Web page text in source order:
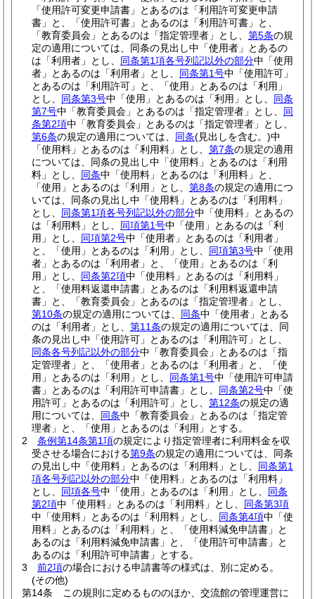
「使用許可変更申請書」とあるのは「利用許可変更申請
書」と、「使用許可書」とあるのは「利用許可書」と、
「教育委員会」とあるのは「指定管理者」とし、 第5条の規
定の適用については、同条の見出し中「使用者」とあるの
は「利用者」とし、 同条第1項各号列記以外の部分中「使用
者」とあるのは「利用者」とし、 同条第1号中「使用許可」
とあるのは「利用許可」と、「使用」とあるのは「利用」
とし、 同条第3号中「使用」とあるのは「利用」とし、 同条
第7号中「教育委員会」とあるのは「指定管理者」とし、 同
条第2項中「教育委員会」とあるのは「指定管理者」とし、
第6条の規定の適用については、 同条(見出しを含む。)中
「使用料」とあるのは「利用料」とし、 第7条の規定の適用
については、同条の見出し中「使用料」とあるのは「利用
料」とし、 同条中「使用料」とあるのは「利用料」と、
「使用」とあるのは「利用」とし、 第8条の規定の適用につ
いては、同条の見出し中「使用料」とあるのは「利用料」
とし、 同条第1項各号列記以外の部分中「使用料」とあるの
は「利用料」とし、 同項第1号中「使用」とあるのは「利
用」とし、 同項第2号中「使用者」とあるのは「利用者」
と、「使用」とあるのは「利用」とし、 同項第3号中「使用
者」とあるのは「利用者」と、「使用」とあるのは「利
用」とし、 同条第2項中「使用料」とあるのは「利用料」
と、「使用料返還申請書」とあるのは「利用料返還申請
書」と、「教育委員会」とあるのは「指定管理者」とし、
第10条の規定の適用については、 同条中「使用者」とある
のは「利用者」とし、 第11条の規定の適用については、同
条の見出し中「使用許可」とあるのは「利用許可」とし、
同条各号列記以外の部分中「教育委員会」とあるのは「指
定管理者」と、「使用者」とあるのは「利用者」と、「使
用」とあるのは「利用」とし、 同条第1号中「使用許可申請
書」とあるのは「利用許可申請書」とし、 同条第2号中「使
用許可」とあるのは「利用許可」とし、 第12条の規定の適
用については、 同条中「教育委員会」とあるのは「指定管
理者」と、「使用」とあるのは「利用」とする。
2
条例第14条第1項の規定により指定管理者に利用料金を収
受させる場合における第9条の規定の適用については、同条
の見出し中「使用料」とあるのは「利用料」とし、 同条第1
項各号列記以外の部分中「使用料」とあるのは「利用料」
とし、 同項各号中「使用」とあるのは「利用」とし、 同条
第2項中「使用料」とあるのは「利用料」とし、 同条第3項
中「使用料」とあるのは「利用料」とし、 同条第4項中「使
用料」とあるのは「利用料」と、「使用料減免申請書」と
あるのは「利用料減免申請書」と、「使用許可申請書」と
あるのは「利用許可申請書」とする。
3
前2項の場合における申請書等の様式は、別に定める。
(その他)
第14条
この規則に定めるもののほか、交流館の管理運営に